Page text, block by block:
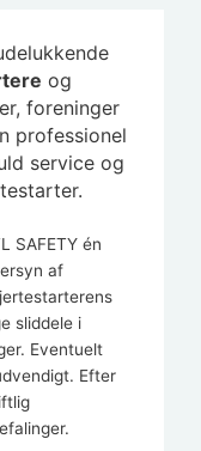
og
foreninger
professionel
service og
SAFETY én
af
sliddele i
Eventuelt
Efter